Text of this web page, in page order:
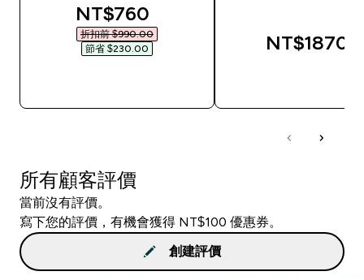
discounted price
NT$760‎
折扣前 $990.00‎
節省 $230.00‎
NT$1870‎
所有顧客評價
當前沒有評價。
寫下您的評價，有機會獲得 NT$100 優惠券。
創建評價